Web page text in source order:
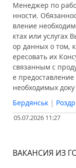
Менеджер по
нности.
вление
ктах или услугах
ор данных о том,
ересовать их
связанным с
е
необходимых доку
Бердянськ |
05.07.2026 11:27
ВАКАНСИЯ ИЗ